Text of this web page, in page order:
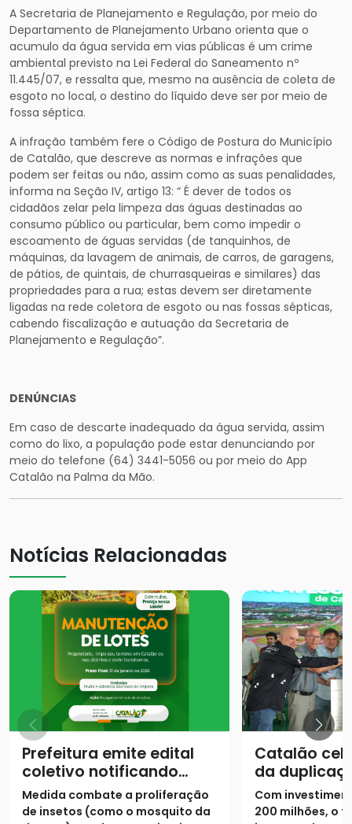
A Secretaria de Planejamento e Regulação, por meio do
Departamento de Planejamento Urbano orienta que o
acumulo da água servida em vias públicas é um crime
ambiental previsto na Lei Federal do Saneamento nº
11.445/07, e ressalta que, mesmo na ausência de coleta de
esgoto no local, o destino do líquido deve ser por meio de
fossa séptica.
A infração também fere o Código de Postura do Município
de Catalão, que descreve as normas e infrações que
podem ser feitas ou não, assim como as suas penalidades,
informa na Seção IV, artigo 13: “ É dever de todos os
cidadãos zelar pela limpeza das águas destinadas ao
consumo público ou particular, bem como impedir o
escoamento de águas servidas (de tanquinhos, de
máquinas, da lavagem de animais, de carros, de garagens,
de pátios, de quintais, de churrasqueiras e similares) das
propriedades para a rua; estas devem ser diretamente
ligadas na rede coletora de esgoto ou nas fossas sépticas,
cabendo fiscalização e autuação da Secretaria de
Planejamento e Regulação”.
DENÚNCIAS
Em caso de descarte inadequado da água servida, assim
como do lixo, a população pode estar denunciando por
meio do telefone (64) 3441-5056 ou por meio do App
Catalão na Palma da Mão.
Notícias Relacionadas
Prefeitura emite edital
coletivo notificando
proprietários para
limpeza de lotes até 31
Medida combate a proliferação
de insetos (como o mosquito da
Catalão
da
urbano da
Com
200 milhões, o